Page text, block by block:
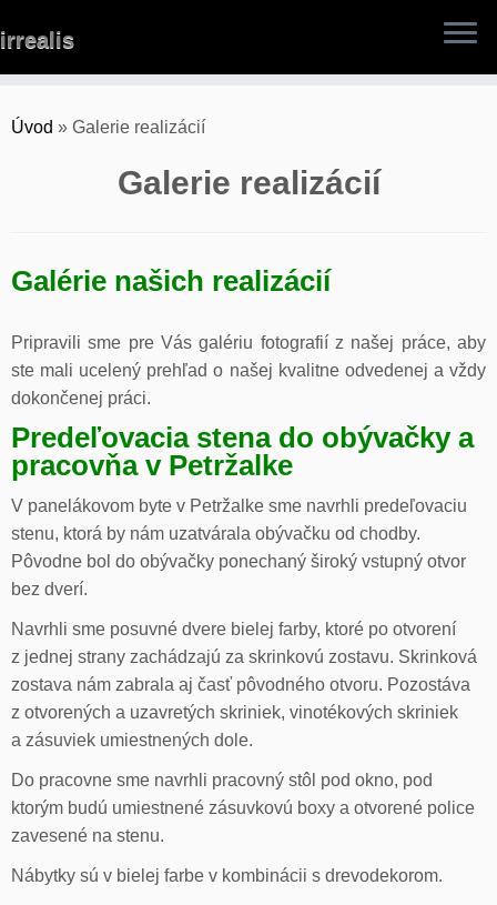
to
irrealis
Úvod » Galerie realizácií
Galerie realizácií
Galérie našich realizácií
Pripravili sme pre Vás galériu fotografií z našej práce, aby
ste mali ucelený prehľad o našej kvalitne odvedenej a vždy
dokončenej práci.
Predeľovacia stena do obývačky a
pracovňa v Petržalke
V panelákovom byte v Petržalke sme navrhli predeľovaciu
stenu, ktorá by nám uzatvárala obývačku od chodby.
Pôvodne bol do obývačky ponechaný široký vstupný otvor
bez dverí.
Navrhli sme posuvné dvere bielej farby, ktoré po otvorení
z jednej strany zachádzajú za skrinkovú zostavu. Skrinková
zostava nám zabrala aj časť pôvodného otvoru. Pozostáva
z otvorených a uzavretých skriniek, vinotékových skriniek
a zásuviek umiestnených dole.
Do pracovne sme navrhli pracovný stôl pod okno, pod
ktorým budú umiestnené zásuvkovú boxy a otvorené police
zavesené na stenu.
Nábytky sú v bielej farbe v kombinácii s drevodekorom.